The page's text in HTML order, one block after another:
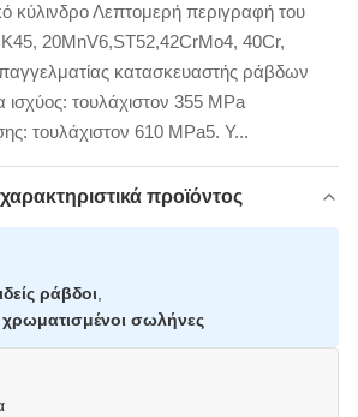
κύλινδρο Λεπτομερή περιγραφή του
20MnV6,ST52,42CrMo4, 40Cr,
κατασκευαστής ράβδων
τουλάχιστον 355 MPa
τουλάχιστον 610 MPa5. Υ...
προϊόντος
ράβδοι,
σωλήνες